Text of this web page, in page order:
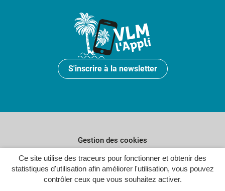
Ce site utilise des traceurs pour fonctionner et obtenir des
statistiques d'utilisation afin améliorer l'utilisation, vous pouvez
contrôler ceux que vous souhaitez activer.
S'inscrire à la newsletter
Gestion des cookies
Plan du site
Politique de confidentialité